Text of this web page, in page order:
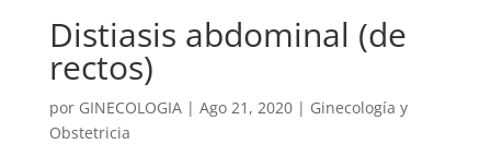
Distiasis abdominal (de
rectos)
por GINECOLOGIA| Ago 21, 2020| Ginecología y
Obstetricia